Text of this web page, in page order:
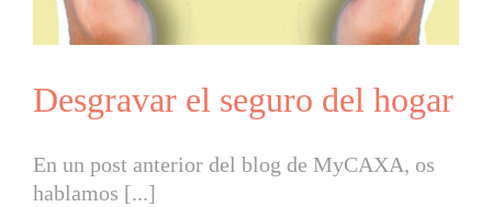
Desgravar el seguro del hogar
En un post anterior del blog de MyCAXA, os
hablamos [...]